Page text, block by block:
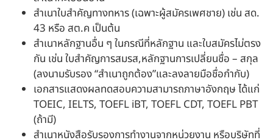
สำเนาใบสำคัญทางทหาร (เฉพาะผู้สมัครเพศชาย) เช่น สด.
43 หรือ สต.ค เป็นต้น
สำเนาหลักฐานอื่น ๆ ในกรณีที่หลักฐาน และใบสมัครไม่ตรง
กัน เช่น ใบสำคัญการสมรส,หลักฐานการเปลี่ยนชื่อ – สกุล
(ลงนามรับรอง “สำเนาถูกต้อง”และลงลายมือชื่อกำกับ)
เอกสารแสดงผลทดสอบความสามารถภาษาอังกฤษ ได้แก่
TOEIC, IELTS, TOEFL iBT, TOEFL CDT, TOEFL PBT
(ถ้ามี)
สำเนาหนังสือรับรองการทำงานจากหน่วยงาน หรือบริษัทที่